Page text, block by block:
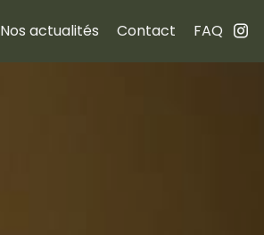
Nos actualités Contact FAQ